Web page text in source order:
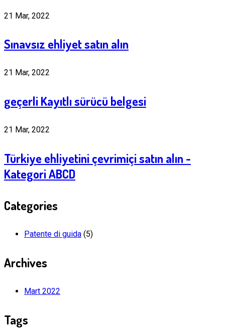
21 Mar, 2022
Sınavsız ehliyet satın alın
21 Mar, 2022
geçerli Kayıtlı sürücü belgesi
21 Mar, 2022
Türkiye ehliyetini çevrimiçi satın alın -
Kategori ABCD
Categories
Patente di guida (5)
Archives
Mart 2022
Tags